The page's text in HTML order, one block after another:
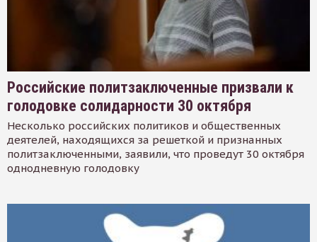
Российские политзаключенные призвали к
голодовке солидарности 30 октября
Несколько российских политиков и общественных
деятелей, находящихся за решеткой и признанных
политзаключенными, заявили, что проведут 30 октября
однодневную голодовку